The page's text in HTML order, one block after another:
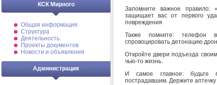
КСК Мирного
Общая информация
Структура
Деятельность
Проекты документов
Новости и объявления
Администрация
Запомните важное правило:
защищает вас от первого
повреждения
Также помните: телефон
спровоцировать детонацию
Откройте двери подъезда
чью-то жизнь.
И самое главное: будьте
пострадавшим. Держите аптечку